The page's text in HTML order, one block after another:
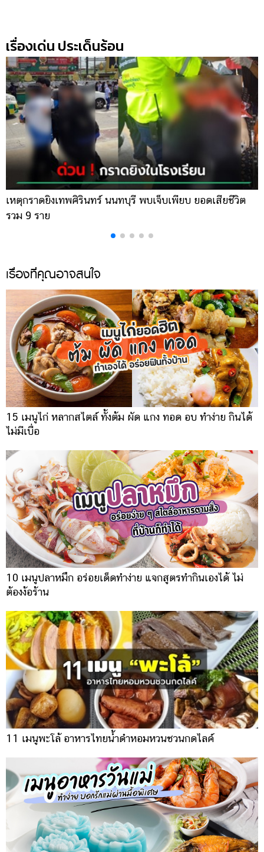
เรื่องเด่น ประเด็นร้อน
เหตุกราดยิงเทพศิรินทร์ นนทบุรี พบเจ็บเพียบ ยอดเสียชีวิต
รวม 9 ราย
เรื่องที่คุณอาจสนใจ
15 เมนูไก่ หลากสไตล์ ทั้งต้ม ผัด แกง ทอด อบ ทำง่าย กินได้
ไม่มีเบื่อ
10 เมนูปลาหมึก อร่อยเด็ดทำง่าย แจกสูตรทำกินเองได้ ไม่
ต้องง้อร้าน
11 เมนูพะโล้ อาหารไทยน้ำดำหอมหวนชวนกดไลค์